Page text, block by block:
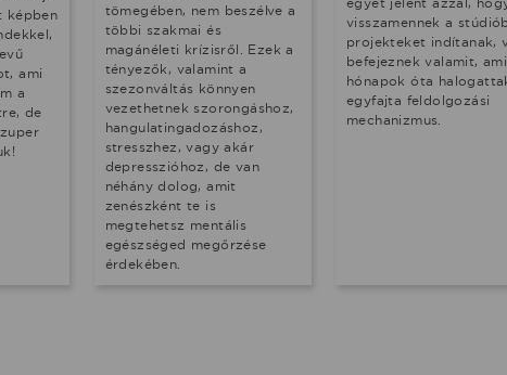
képben
ami
a
de
tömegében, nem beszélve a
többi szakmai és
magánéleti krízisről. Ezek a
tényezők, valamint a
szezonváltás könnyen
vezethetnek szorongáshoz,
hangulatingadozáshoz,
stresszhez, vagy akár
depresszióhoz, de van
néhány dolog, amit
zenészként te is
megtehetsz mentális
egészséged megőrzése
érdekében.
visszamennek a
projekteket indítanak,
befejeznek valamit,
hónapok óta
egyfajta feldolgozási
mechanizmus.